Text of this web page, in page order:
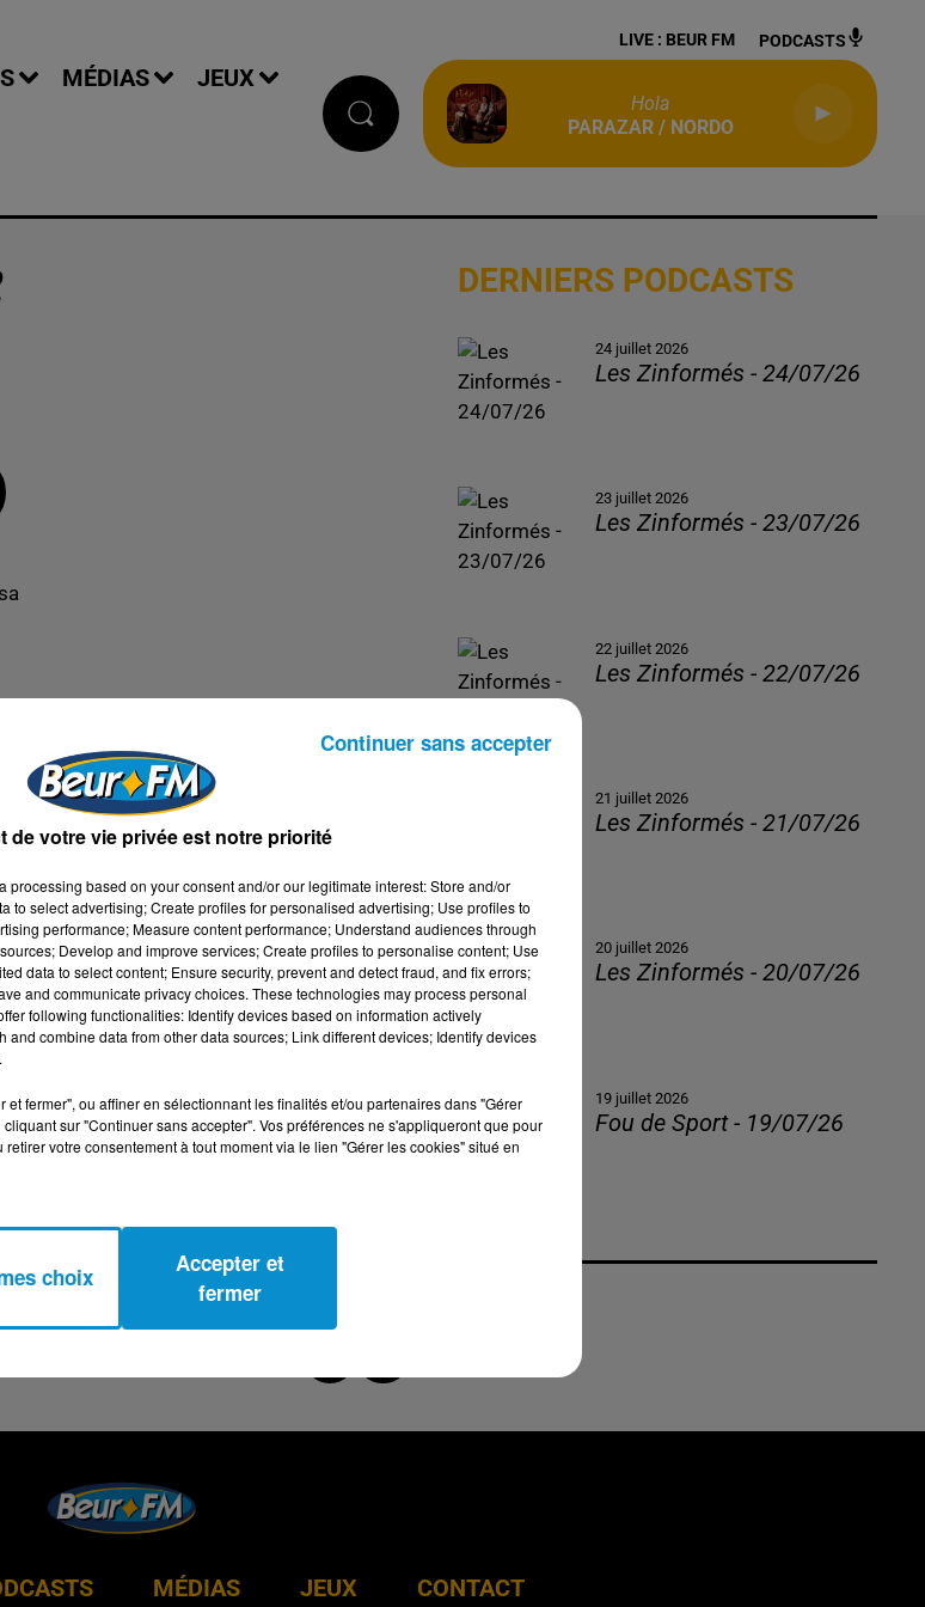
MÉDIAS JEUX
LIVE : BEUR FM PODCASTS
Hola
PARAZAR / NORDO
DERNIERS PODCASTS
24 juillet 2026
Les Zinformés - 24/07/26
23 juillet 2026
Les Zinformés - 23/07/26
22 juillet 2026
Les Zinformés - 22/07/26
21 juillet 2026
Les Zinformés - 21/07/26
20 juillet 2026
Les Zinformés - 20/07/26
19 juillet 2026
Fou de Sport - 19/07/26
MÉDIAS JEUX CONTACT
de votre vie privée est notre priorité
processing based on your consent and/or our legitimate interest: Store and/or
to select advertising; Create profiles for personalised advertising; Use profiles to
performance; Measure content performance; Understand audiences through
Develop and improve services; Create profiles to personalise content; Use
data to select content; Ensure security, prevent and detect fraud, and fix errors;
and communicate privacy choices. These technologies may process personal
following functionalities: Identify devices based on information actively
combine data from other data sources; Link different devices; Identify devices
fermer", ou affiner en sélectionnant les finalités et/ou partenaires dans "Gérer
sur "Continuer sans accepter". Vos préférences ne s'appliqueront que pour
votre consentement à tout moment via le lien "Gérer les cookies" situé en
choix
Accepter et
fermer
Continuer sans accepter